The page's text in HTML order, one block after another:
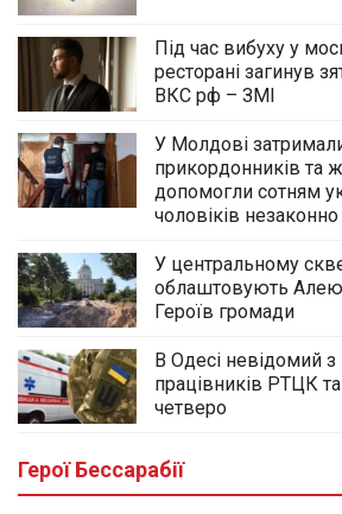
Під час вибуху у
ресторані загинув
ВКС рф – ЗМІ
У Молдові
прикордонників та
допомогли сотням
чоловіків
У центральному
облаштовують
Героїв громади
В Одесі невідомий з
працівників РТЦК
четверо
Герої Бессарабії